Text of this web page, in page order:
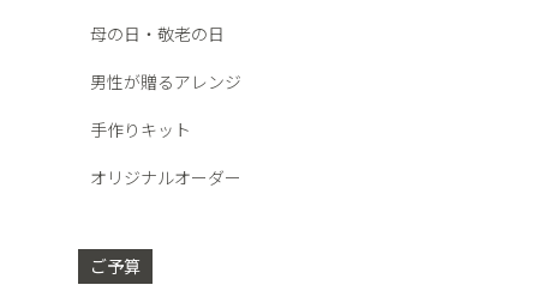
母の日・敬老の日
男性が贈るアレンジ
手作りキット
オリジナルオーダー
ご予算